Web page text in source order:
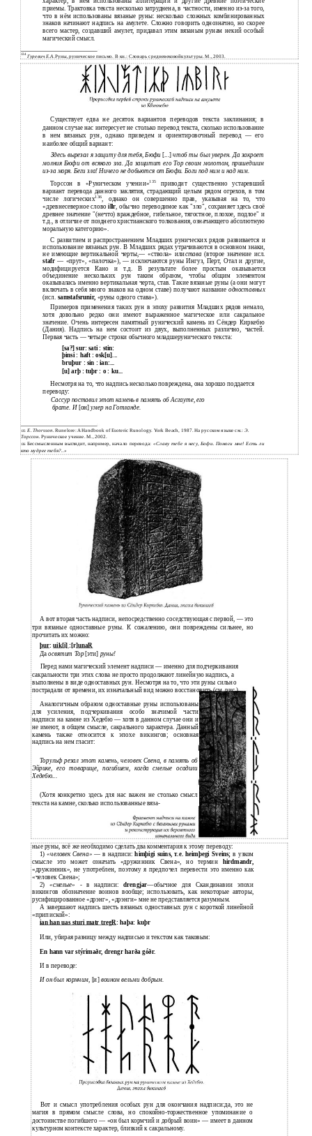
приемы. Трактовка текста несколько затруднена, в частности, именно из-за того,
что в нём использованы вязаные руны: несколько сложных комбинированных
знаков начинают надпись на амулете. Сложно говорить однозначно, но скорее
всего мастер, создавший амулет, придавал этим вязаным рунам некий особый
магический смысл.
134 Гуревич Е.А.Руны, руническое письмо. В кн.: Словарь средневековойкультуры. М., 2003.
Существует едва не десяток вариантов переводов текста заклинания; в
данном случае нас интересует не столько перевод текста, сколько использование
в нем вязаных рун, однако приведем и ориентировочный перевод — его
наиболее общий вариант:
Здесь вырезал я защиту для тебя, Бюфи [...]чтоб ты был уверен. Да закроет
молния Бюфи от всякого зла. Да защитит его Тор своим молотом, пришедшим
из-за моря. Беги зла! Ничего не добьются от Бюфи. Боги под ним и над ним.
Торссон в «Руническом учении»135 приводит существенно устаревший
вариант перевода данного заклятия, страдающий целым рядом огрехов, в том
числе логических136
, однако он совершенно прав, указывая на то, что
«древнесеверное словоillr , обычно переводимое как "зло", сохраняет здесь своё
древнее значение "(нечто) враждебное, гибельное, тягостное, плохое, подлое" и
т.д., в отличие от позднего христианского толкования, означающего абсолютную
моральную категорию».
С развитием и распространением Младших рунических рядов развивается и
использование вязаных рун. В Младших рядах утрачиваются в основном знаки,
не имеющие вертикальной черты,— «ствола» илистава(второе значение исл.
stafr— «прут», «палочка»), — исключаются руны Ингуз, Перт, Отал и другие,
модифицируется Кано и т.д. В результате более простым оказывается
объединение нескольких рун таким образом, чтобы общим элементом
оказывалась именно вертикальная черта, став. Такие вязаные руны (а они могут
включать в себя много знаков на одном ставе) получают названиеодноставных
(исл. samstafsrunir, «руны одного става»).
Примеров применения таких рун в эпоху развития Младших рядов немало,
хотя довольно редко они имеют выраженное магическое или сакральное
значение. Очень интересен памятный рунический камень из Сёндер Киркебю
(Дания). Надпись на нем состоит из двух, выполненных различно, частей.
Первая часть — четыре строки обычного младшерунического текста:
[sa?] sur: sati : stin:
þinsi : haft : osk[u]...
bruþur : sin : ian:...
[u] аrþ : tuþr : о : ku...
Несмотря на то, что надпись несколько повреждена, она хорошо поддается
переводу:
Сассур поставил этот камень в память об Асгауте, его
брате. И [он]умер на Готланде.
135 Е. Thorsson.Runelore: A Handbook of Esoteric Runology. York Beach, 1987. На русском языке см.:Э.
Торссон.Руническое учение. М., 2002.
136 Бессмысленным выглядит, например, начало перевода:«Славу тебе я несу, Бофи. Помоги мне! Есть ли
кто мудрее тебя?..»
А вот вторая часть надписи, непосредственно соседствующая с первой, — это
три вязаные одноставные руны. К сожалению, они повреждены сильнее, но
прочитать их можно:
þur:uik[i]:[r]unaR
Даосвятит Тор [эти] руны!
Перед нами магический элемент надписи — именно для подчеркивания
сакральности три этих слова не просто продолжают линейную надпись, а
выполнены в виде одноставных рун. Несмотря на то, что эти руны сильно
пострадали от времени, их изначальный вид можно восстановить (см. рис.).
Аналогичным образом одноставные руны использованы
для усиления, подчеркивания особо значимой части
надписи на камне из Хедебю — хотя в данном случае они и
не имеют, в общем смысле, сакрального характера. Данный
камень также относится к эпохе викингов; основная
надпись на нем гласит:
Торульф резал этот камень, человек Свена, в память об
Эйрике, его товарище, погибшем, когда смелые осадили
Хедебю...
(Хотя конкретно здесь для нас важен не столько смысл
текста на камне, сколько использованные вяза-
ные руны, всё же необходимо сделать два комментария к этому переводу:
1)«человек Свена»— в надписи:himþigi suins, т.е. heimþegi Sveins;в узком
смысле это может означать «дружинник Свена», но термин hirdmandr,
«дружинник», не употреблен, поэтому я предпочел перевести это именно как
«человек Свена»;
2) «смелые» - в надписи:drengjar—обычное для Скандинавии эпохи
викингов обозначение воинов вообще; использовать, как некоторые авторы,
русифицированное «дрэнг», «дрэнги» мне не представляется разумным.
А завершают надпись шесть вязаных одноставных рун с короткой линейной
«припиской»:
ian han uas sturi matr tregR: haþa: kuþr
Или, убирая разницу между надписью и текстом как таковым:
En hann var stýrimaðr, drengr harða góðr.
И в переводе:
И он был кормчим, [и] воином вельми добрым.
Вот и смысл употребления особых рун для окончания надписи:да, это не
магия в прямом смысле слова, но спокойно-торжественное упоминание о
достоинстве погибшего — «он был кормчий и добрый воин» — имеет в данном
культурном контексте характер, близкий к сакральному.